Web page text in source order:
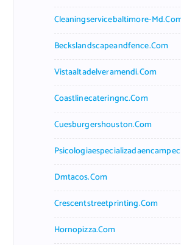
Cleaningservicebaltimore-
Beckslandscapeandfence.com
Vistaaltadelveramendi.com
Coastlinecateringnc.com
Cuesburgershouston.com
Dmtacos.com
Crescentstreetprinting.com
Hornopizza.com